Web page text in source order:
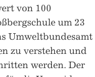
von 100
um 23
Umweltbundesamt
zu verstehen und
werden. Der